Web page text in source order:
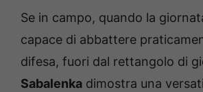
Se in campo, quando la
capace di abbattere
difesa, fuori dal rettangolo di
Sabalenka dimostra una